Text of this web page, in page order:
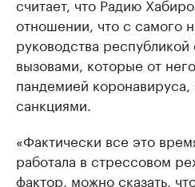
отношении, что с самого
руководства республикой
вызовами, которые от
пандемией
санкциями.
«Фактически все это
работала в стрессовом
фактор, можно сказать,